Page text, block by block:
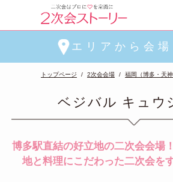
エリアから会場
トップページ 2次会会場 福岡（博多・天
ベジバル キュウ
博多駅直結の好立地の二次会会
地と料理にこだわった二次会を